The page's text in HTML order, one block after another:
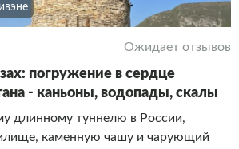
Ожидает отзывов
погружение в сердце
- каньоны, водопады, скалы
длинному туннелю в России,
каменную чашу и чарующий